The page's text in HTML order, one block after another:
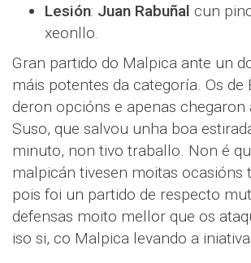
Lesión: Juan Rabuñal cun
xeonllo.
Gran partido do Malpica ante un
máis potentes da categoría. Os de
deron opcións e apenas chegaron
Suso, que salvou unha boa
minuto, non tivo traballo. Non é
malpicán tivesen moitas ocasións
pois foi un partido de respecto
defensas moito mellor que os
iso si, co Malpica levando a